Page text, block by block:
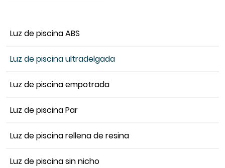
Luz de piscina ABS
Luz de piscina ultradelgada
Luz de piscina empotrada
Luz de piscina Par
Luz de piscina rellena de resina
Luz de piscina sin nicho